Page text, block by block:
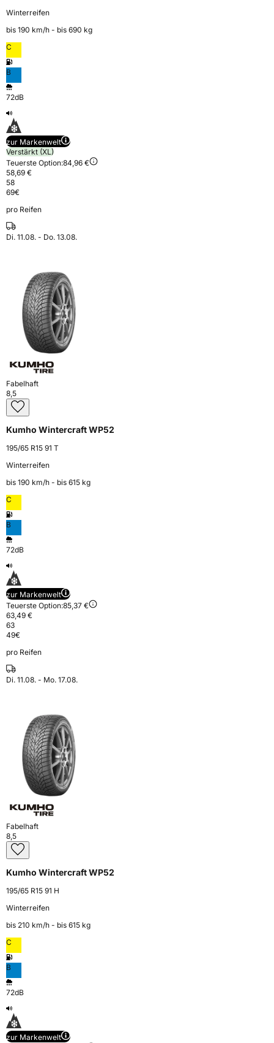
Winterreifen
bis 190 km⁠/⁠h - bis 690 kg
C
B
72dB
zur Markenwelt
Verstärkt (XL)
Teuerste Option:84,96 €
58,69 €
58
69€
pro Reifen
Di. 11.08. - Do. 13.08.
Fabelhaft
8,5
Kumho Wintercraft WP52
195/65 R15 91 T
Winterreifen
bis 190 km⁠/⁠h - bis 615 kg
C
B
72dB
zur Markenwelt
Teuerste Option:85,37 €
63,49 €
63
49€
pro Reifen
Di. 11.08. - Mo. 17.08.
Fabelhaft
8,5
Kumho Wintercraft WP52
195/65 R15 91 H
Winterreifen
bis 210 km⁠/⁠h - bis 615 kg
C
B
72dB
zur Markenwelt